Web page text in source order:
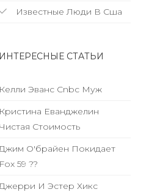
Известные Люди В Сша
ИНТЕРЕСНЫЕ СТАТЬИ
Келли Эванс Cnbc Муж
Кристина Еванджелин
Чистая Стоимость
О'брайен Покидает
Fox 59 ??
И Эстер Хикс